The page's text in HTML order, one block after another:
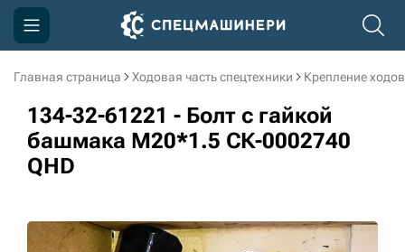
Главная страница Ходовая часть спецтехники Крепление
134-32-61221 - Болт с гайкой
башмака M20*1.5 СК-0002740
QHD
Компания
Акции
Доставка и оплата
Контакты